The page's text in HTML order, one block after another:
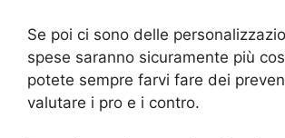
Se poi ci sono delle
spese saranno sicuramente più
potete sempre farvi fare dei
valutare i pro e i contro.